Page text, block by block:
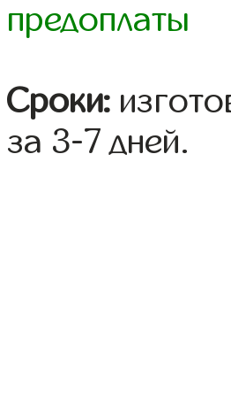
предоплаты
Сроки:
за 3-7 дней.